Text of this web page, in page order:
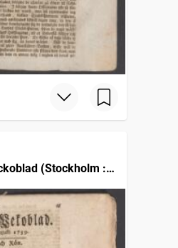
(Stockholm :